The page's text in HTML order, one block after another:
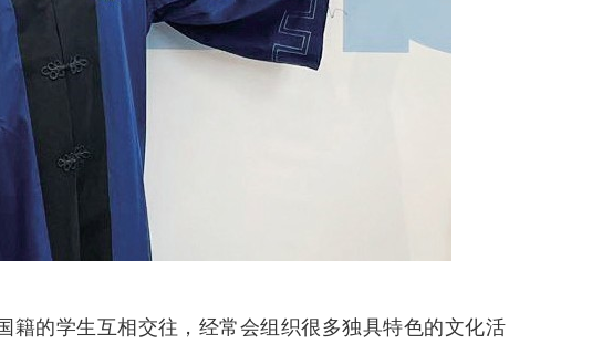
籍的学生互相交往，经常会组织很多独具特色的文化活